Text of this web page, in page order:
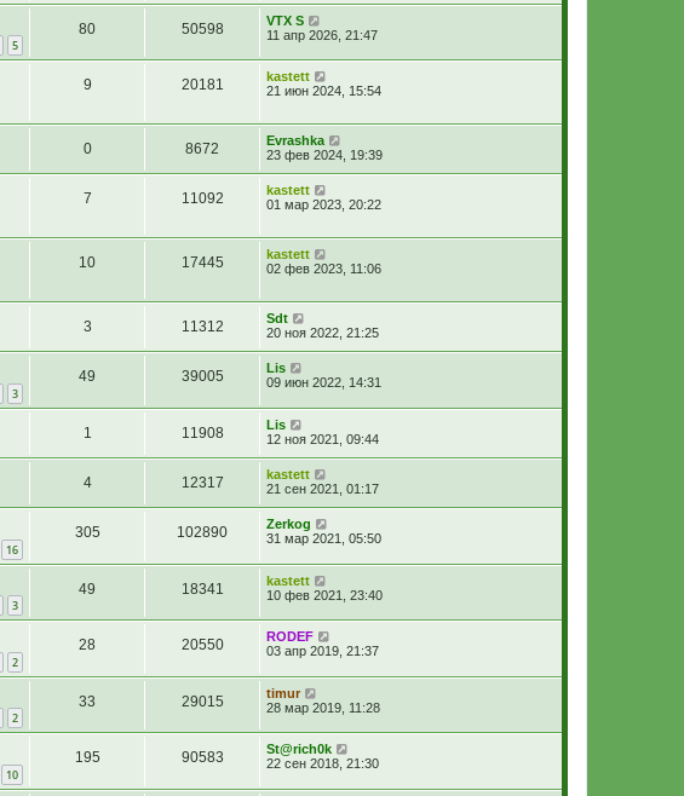
и
ю
5
80 50598
VTX S
11 апр 2026, 21:47
9 20181
kastett
21 июн 2024, 15:54
0 8672
Evrashka
23 фев 2024, 19:39
7 11092
kastett
01 мар 2023, 20:22
10 17445
kastett
02 фев 2023, 11:06
3 11312
Sdt
20 ноя 2022, 21:25
3
49 39005
Lis
09 июн 2022, 14:31
1 11908
Lis
12 ноя 2021, 09:44
4 12317
kastett
21 сен 2021, 01:17
16
305 102890
Zerkog
31 мар 2021, 05:50
3
49 18341
kastett
10 фев 2021, 23:40
2
28 20550
RODEF
03 апр 2019, 21:37
2
33 29015
timur
28 мар 2019, 11:28
10
195 90583
St@rich0k
22 сен 2018, 21:30